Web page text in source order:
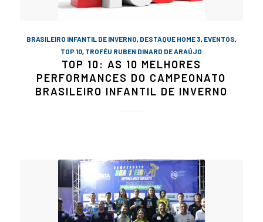
BRASILEIRO INFANTIL DE INVERNO, DESTAQUE HOME 3, EVENTOS,
TOP 10, TROFÉU RUBEN DINARD DE ARAÚJO
TOP 10: AS 10 MELHORES
PERFORMANCES DO CAMPEONATO
BRASILEIRO INFANTIL DE INVERNO